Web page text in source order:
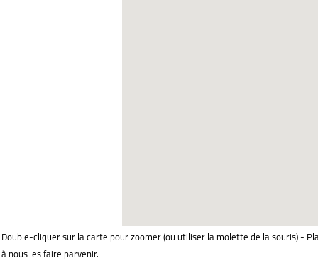
Double-cliquer sur la carte pour zoomer (ou utiliser la molette de la souris) -
à nous les faire parvenir.